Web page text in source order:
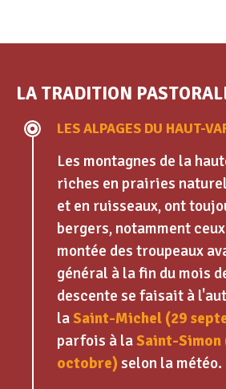
LA TRADITION
LES ALPAGES DU HAUT-
Les montagnes de la
riches en prairies
et en ruisseaux, ont
bergers, notamment
montée des troupeaux
général à la fin du mois
descente se faisait à
laSaint-Michel (29
parfois à laSaint-Simon
octobre) selon la météo.